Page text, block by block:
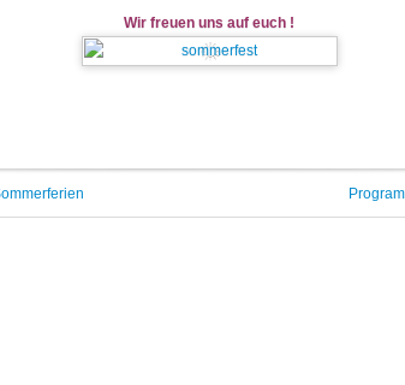
Wir freuen uns auf euch !